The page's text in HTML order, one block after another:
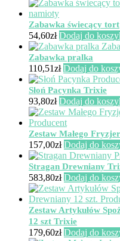
Zabawka świecący tort
54,60zł Dodaj do
Zabawka pralka
110,51zł Dodaj do
Słoń Pacynka Trixie
93,80zł Dodaj do
Zestaw Małego
157,00zł Dodaj do
Stragan Drewniany
583,80zł Dodaj do
Zestaw Artykułów
12 szt Trixie
179,60zł Dodaj do